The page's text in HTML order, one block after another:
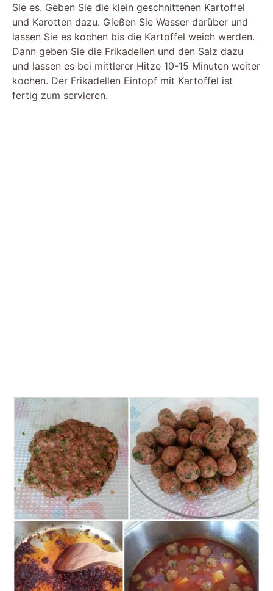
Sie es. Geben Sie die klein geschnittenen Kartoffel
und Karotten dazu. Gießen Sie Wasser darüber und
lassen Sie es kochen bis die Kartoffel weich werden.
Dann geben Sie die Frikadellen und den Salz dazu
und lassen es bei mittlerer Hitze 10-15 Minuten weiter
kochen. Der Frikadellen Eintopf mit Kartoffel ist
fertig zum servieren.